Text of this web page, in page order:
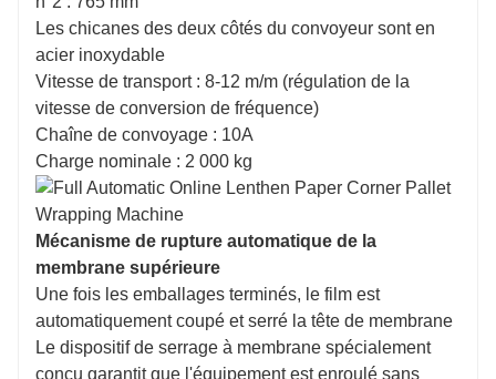
Les chicanes des deux côtés du convoyeur sont en
acier inoxydable
Vitesse de transport : 8-12 m/m (régulation de la
vitesse de conversion de fréquence)
Chaîne de convoyage : 10A
Charge nominale : 2 000 kg
Mécanisme de rupture automatique de la
membrane supérieure
Une fois les emballages terminés, le film est
automatiquement coupé et serré la tête de membrane
Le dispositif de serrage à membrane spécialement
conçu garantit que l'équipement est enroulé sans